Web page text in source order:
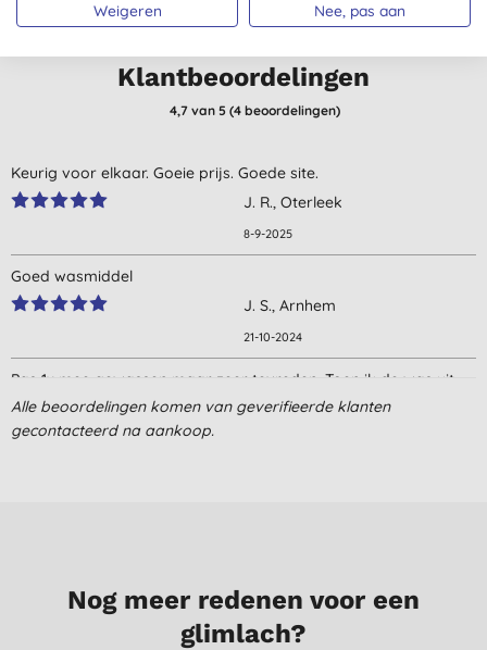
Klantbeoordelingen
4,7van 5 (4 beoordelingen)
Keurig voor elkaar. Goeie prijs. Goede site.
J. R., Oterleek
8-9-2025
Goed wasmiddel
J. S., Arnhem
21-10-2024
Pas 1x mee gewassen maar zeer tevreden. Toen ik de was uit
de machine haalde, viel me op hoe lekker hij rook ;-)
Alle beoordelingen komen van geverifieerde klanten
gecontacteerd na aankoop.
Nog meer redenen voor een
glimlach?
Weigeren Nee, pas aan